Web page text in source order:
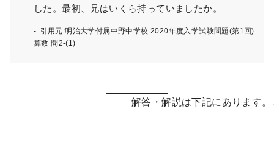
した。最初、兄はいくら持っていましたか。
引用元:明治大学付属中野中学校 2020年度入学試験問題(第1回)
算数 問2-(1)